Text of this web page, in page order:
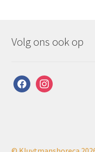
Volg ons ook op
facebookinstagram